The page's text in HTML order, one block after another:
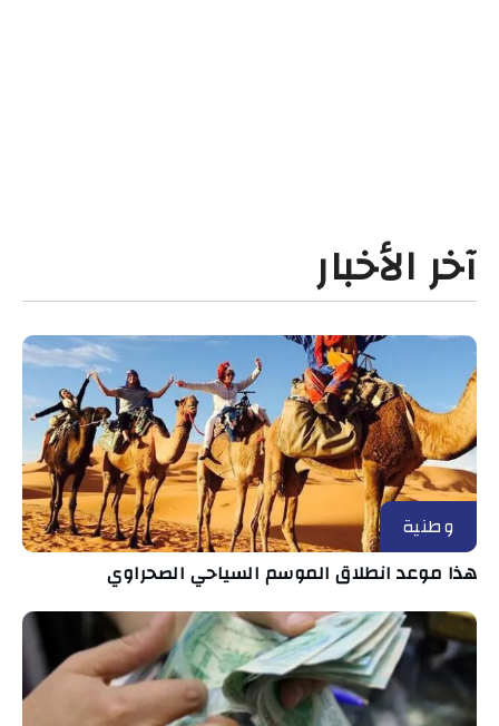
آخر الأخبار
وطنية
هذا موعد انطلاق الموسم السياحي الصحراوي